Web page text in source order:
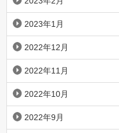
2023年1月
2022年12月
2022年11月
2022年10月
2022年9月